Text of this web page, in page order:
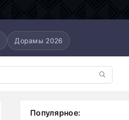
Дорамы 2026
Популярное: